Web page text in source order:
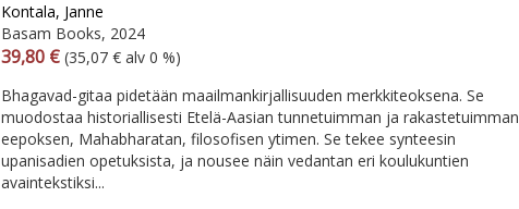
Kontala, Janne
Basam Books, 2024
Arvonlisäverollinen hinta
39,80 € Arvonlisäveroton hinta
(35,07 € alv 0 %)
Bhagavad-gitaa pidetään maailmankirjallisuuden merkkiteoksena. Se
muodostaa historiallisesti Etelä-Aasian tunnetuimman ja rakastetuimman
eepoksen, Mahabharatan, filosofisen ytimen. Se tekee synteesin
upanisadien opetuksista, ja nousee näin vedantan eri koulukuntien
avaintekstiksi...